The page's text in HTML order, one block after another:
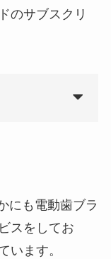
のサブスクリ
にも電動歯ブラ
スをしてお
います。